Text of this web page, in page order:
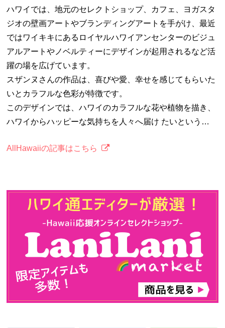
ハワイでは、地元のセレクトショップ、カフェ、ヨガスタ
ジオの壁画アートやブランディングアートを手がけ、最近
ではワイキキにあるロイヤルハワイアンセンターのビジュ
アルアートやノベルティーにデザインが起用されるなど活
躍の場を広げています。
スザンヌさんの作品は、喜びや愛、幸せを感じてもらいた
いとカラフルな色彩が特徴です。
このデザインでは、ハワイのカラフルな花や植物を描き、
ハワイからハッピーな気持ちを人々へ届け たいという…
AllHawaiiの記事はこちら